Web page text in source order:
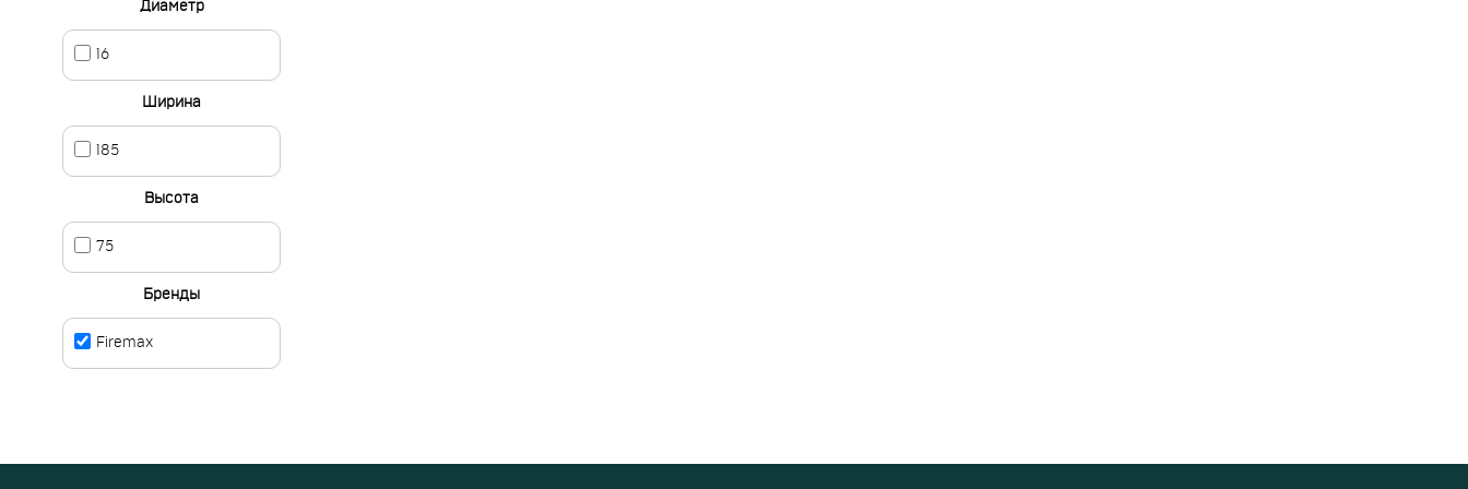
Диаметр
16
Ширина
185
Высота
75
Бренды
Firemax